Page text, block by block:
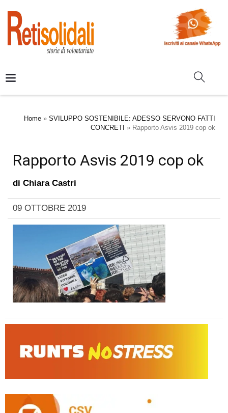
Home » SVILUPPO SOSTENIBILE: ADESSO SERVONO FATTI
CONCRETI » Rapporto Asvis 2019 cop ok
Rapporto Asvis 2019 cop ok
di Chiara Castri
09 OTTOBRE 2019